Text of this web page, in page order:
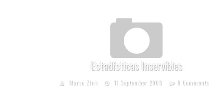
Estadísticas Inservibles
Marco Zink 11 September 2008 0 Comments